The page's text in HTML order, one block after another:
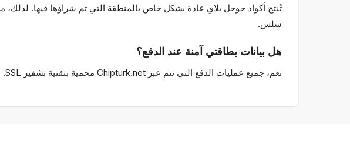
تُنتج أكواد جوجل بلاي عادة بشكل خاص بالمنطقة التي تم شراؤها فيها.
سلس.
هل بيانات بطاقتي آمنة عند الدفع؟
نعم، جميع عمليات الدفع التي تتم عبر Chipturk.net محمية بتقنية تشفير SSL. لا يتم تخزين بيانات بطاقتك في نظامنا ولا تتم مشاركتها مع أي طرف ثالث.